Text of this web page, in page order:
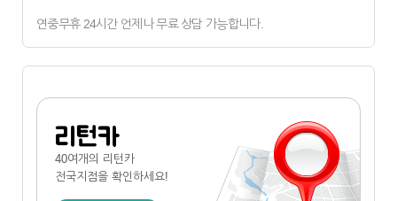
연중무휴 24시간 언제나 무료 상담 가능합니다.
리턴카
40여개의 리턴카
전국지점을 확인하세요!